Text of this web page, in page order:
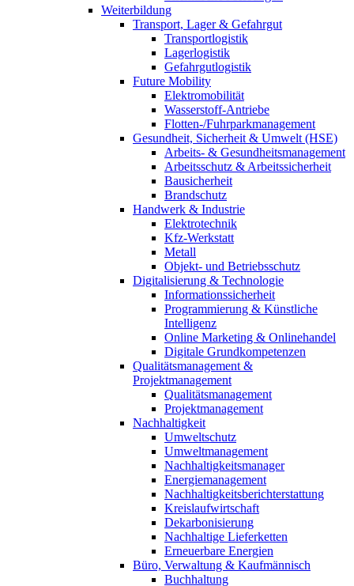
Weiterbildung
Transport, Lager & Gefahrgut
Transportlogistik
Lagerlogistik
Gefahrgutlogistik
Future Mobility
Elektromobilität
Wasserstoff-Antriebe
Flotten-/Fuhrparkmanagement
Gesundheit, Sicherheit & Umwelt (HSE)
Arbeits- & Gesundheitsmanagement
Arbeitsschutz & Arbeitssicherheit
Bausicherheit
Brandschutz
Handwerk & Industrie
Elektrotechnik
Kfz-Werkstatt
Metall
Objekt- und Betriebsschutz
Digitalisierung & Technologie
Informationssicherheit
Programmierung & Künstliche
Intelligenz
Online Marketing & Onlinehandel
Digitale Grundkompetenzen
Qualitätsmanagement &
Projektmanagement
Qualitätsmanagement
Projektmanagement
Nachhaltigkeit
Umweltschutz
Umweltmanagement
Nachhaltigkeitsmanager
Energiemanagement
Nachhaltigkeitsberichterstattung
Kreislaufwirtschaft
Dekarbonisierung
Nachhaltige Lieferketten
Erneuerbare Energien
Büro, Verwaltung & Kaufmännisch
Buchhaltung